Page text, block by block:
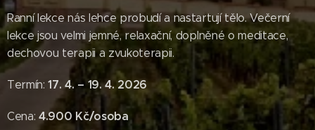
Ranní lekce nás lehce probudí a nastartují tělo. Večerní
lekce jsou velmi jemné, relaxační, doplněné o meditace,
dechovou terapii a zvukoterapii.
Termín:17. 4. – 19. 4. 2026
Cena:4.900 Kč/osoba